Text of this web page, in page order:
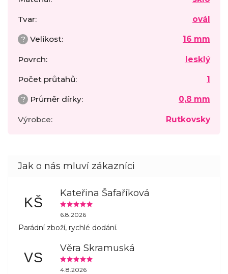
Tvar: ovál
? Velikost: 16 mm
Povrch: lesklý
Počet průtahů: 1
? Průměr dírky: 0,8 mm
Výrobce: Rutkovsky
KŠ
Kateřina Šafaříková
6.8.2026
Parádní zboží, rychlé dodání.
VS
Věra Skramuská
4.8.2026